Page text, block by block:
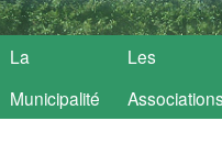
La
Municipalité
Les